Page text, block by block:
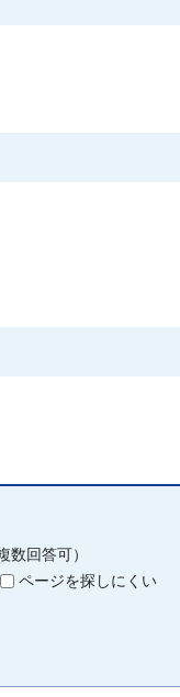
数回答可）
ページを探しにくい